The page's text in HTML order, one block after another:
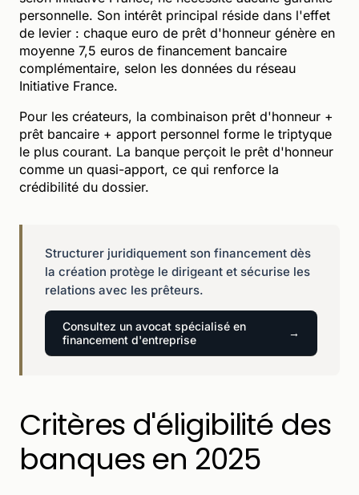
personnelle. Son intérêt principal réside dans l'effet
de levier : chaque euro de prêt d'honneur génère en
moyenne 7,5 euros de financement bancaire
complémentaire, selon les données du réseau
Initiative France.
Pour les créateurs, la combinaison prêt d'honneur +
prêt bancaire + apport personnel forme le triptyque
le plus courant. La banque perçoit le prêt d'honneur
comme un quasi-apport, ce qui renforce la
crédibilité du dossier.
Structurer juridiquement son financement dès
la création protège le dirigeant et sécurise les
relations avec les prêteurs.
Consultez un avocat spécialisé en
financement d'entreprise
Critères d'éligibilité des
banques en 2025